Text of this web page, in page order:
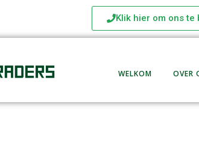
Klik hier om ons te
WELKOM OVER